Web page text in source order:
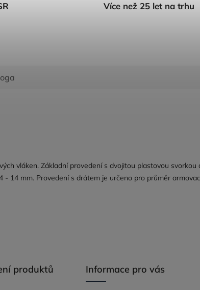
Více než 25 let na trhu
vláken. Základní provedení s dvojitou plastovou svorkou
14 mm. Provedení s drátem je určeno pro průměr
produktů Informace pro vás